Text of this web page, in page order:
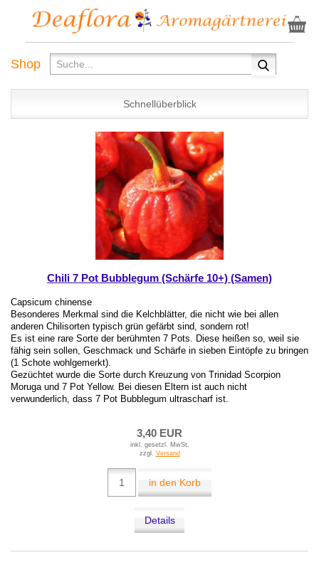
Shop
Schnellüberblick
Chili 7 Pot Bubblegum (Schärfe 10+) (Samen)
Capsicum chinense
Besonderes Merkmal sind die Kelchblätter, die nicht wie bei allen
anderen Chilisorten typisch grün gefärbt sind, sondern rot!
Es ist eine rare Sorte der berühmten 7 Pots. Diese heißen so, weil sie
fähig sein sollen, Geschmack und Schärfe in sieben Eintöpfe zu bringen
(1 Schote wohlgemerkt).
Gezüchtet wurde die Sorte durch Kreuzung von Trinidad Scorpion
Moruga und 7 Pot Yellow. Bei diesen Eltern ist auch nicht
verwunderlich, dass 7 Pot Bubblegum ultrascharf ist.
3,40 EUR
inkl. gesetzl. MwSt.
zzgl. Versand
in den Korb
Details